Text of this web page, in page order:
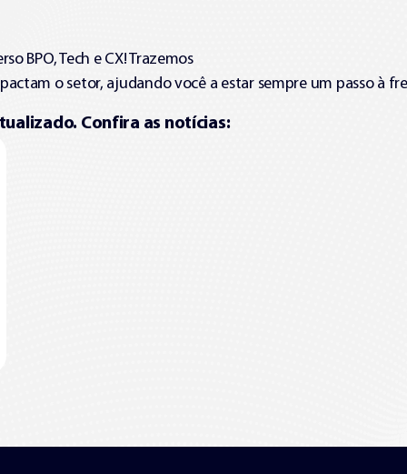
BPO, Tech e CX! Trazemos
o setor, ajudando você a estar sempre um passo à
Confira as notícias: